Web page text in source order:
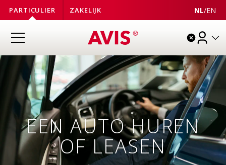
PARTICULIER ZAKELIJK NL/EN
EEN AUTO HUREN
OF LEASEN